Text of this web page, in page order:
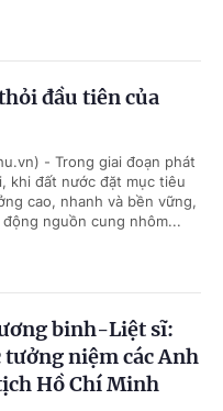
đầu tiên của
- Trong giai đoạn phát
khi đất nước đặt mục tiêu
cao, nhanh và bền vững,
nguồn cung nhôm...
binh-Liệt sĩ:
niệm các Anh
Hồ Chí Minh